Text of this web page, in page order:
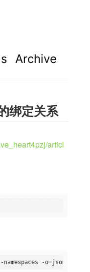
Archive
绑定关系
articl